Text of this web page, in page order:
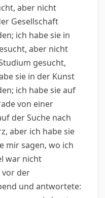
aber nicht
Gesellschaft
ich habe sie in
aber nicht
gesucht,
sie in der Kunst
ich habe sie auf
von einer
der Suche nach
aber ich habe sie
mir sagen, wo ich
war nicht
vor der
und antwortete: